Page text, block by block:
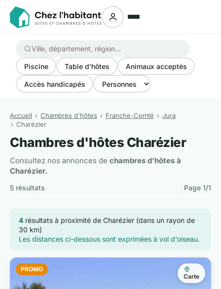
Piscine Table d'hôtes Animaux acceptés
Accès handicapés
Accueil Chambres d'hôtes Franche-Comté
Jura
Charézier
Chambres d'hôtes Charézier
Consultez nos annonces de chambres d'hôtes à
Charézier.
5 résultats Page 1/1
4 résultats à proximité de Charézier (dans un rayon de
30 km)
Les distances ci-dessous sont exprimées à vol d'oiseau.
PROMO
Carte